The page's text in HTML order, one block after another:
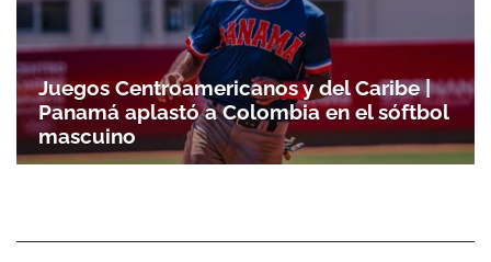
Juegos Centroamericanos y del Caribe |
Panamá aplastó a Colombia en el sóftbol
mascuino